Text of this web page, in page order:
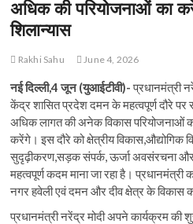
अधिक की परियोजनाओं का
शिलान्यास
Rakhi Sahu June 4, 2026
नई दिल्ली,4 जून (युआईटीवी)-प्रधानमंत्री
केंद्र शासित प्रदेश दमन के महत्वपूर्ण दौरे
अधिक लागत की अनेक विकास परियोजनाओं
करेंगे। इस दौरे को क्षेत्रीय विकास,औद्योगिक
सुदृढ़ीकरण,सड़क संपर्क, ऊर्जा अवसंरचना और
महत्वपूर्ण कदम माना जा रहा है। प्रधानमंत्री
नगर हवेली एवं दमन और दीव क्षेत्र के विकास
प्रधानमंत्री नरेंद्र मोदी अपने कार्यक्रम